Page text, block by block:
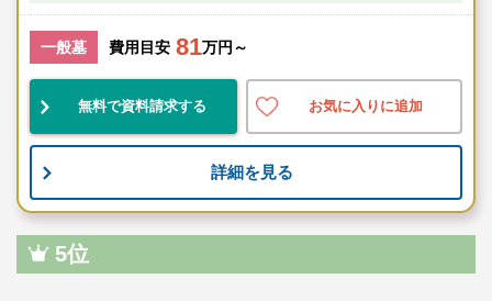
一般墓 費用目安 81万円～
無料で資料請求する お気に入りに追加
詳細を見る
5位